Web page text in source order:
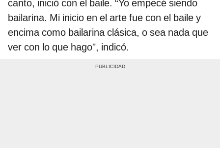
canto, inició con el baile. “Yo empecé siendo
bailarina. Mi inicio en el arte fue con el baile y
encima como bailarina clásica, o sea nada que
ver con lo que hago", indicó.